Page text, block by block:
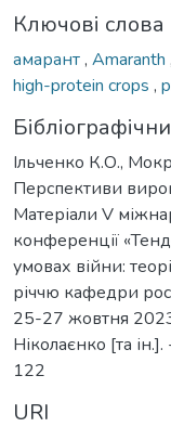
Ключові слова
амарант, Amaranth ,
high-protein crops ,
Ільченко К.О.,
Перспективи
Матеріали V
конференції
умовах війни:
річчю кафедри
25-27 жовтня
Ніколаєнко [та
122
URI